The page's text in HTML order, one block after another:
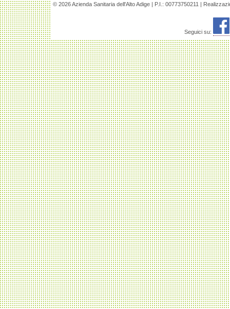
© 2026 Azienda Sanitaria dell'Alto Adige | P.I.: 00773750211 |
Seguici su: